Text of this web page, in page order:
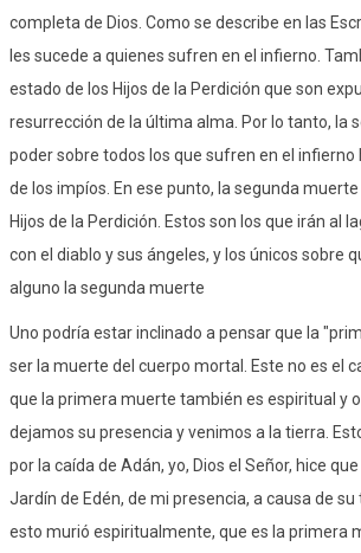
completa de Dios. Como se describe en las
les sucede a quienes sufren en el infierno.
estado de los Hijos de la Perdición que son
resurrección de la última alma. Por lo tanto, la
poder sobre todos los que sufren en el infierno
de los impíos. En ese punto, la segunda
Hijos de la Perdición. Estos son los que irán al
con el diablo y sus ángeles, y los únicos sobre
alguno la segunda muerte
Uno podría estar inclinado a pensar que la
ser la muerte del cuerpo mortal. Este no es el
que la primera muerte también es espiritual y
dejamos su presencia y venimos a la tierra.
por la caída de Adán, yo, Dios el Señor, hice
Jardín de Edén, de mi presencia, a causa de
esto murió espiritualmente, que es la primera